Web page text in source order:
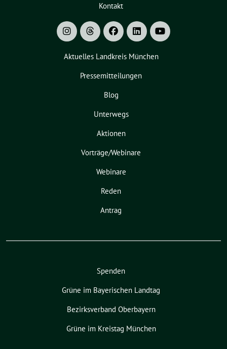
Kontakt
Aktuelles Landkreis München
Pressemitteilungen
Blog
Unterwegs
Aktionen
Vorträge/Webinare
Webinare
Reden
Antrag
Spenden
Grüne im Bayerischen Landtag
Bezirksverband Oberbayern
Grüne im Kreistag München